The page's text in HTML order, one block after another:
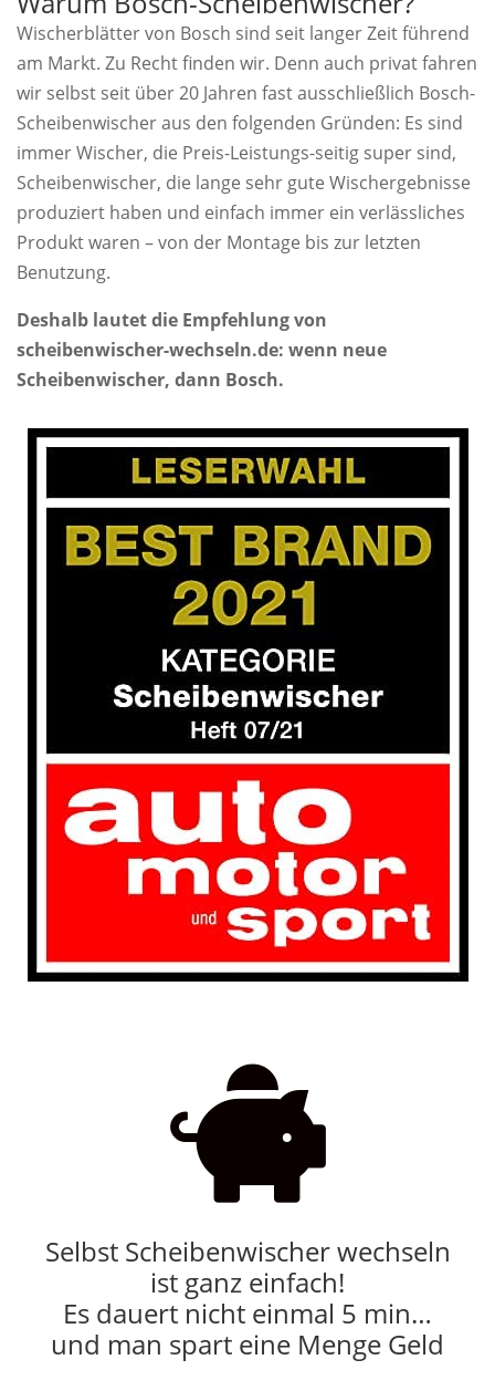
Wischerblätter von Bosch sind seit langer Zeit führend
am Markt. Zu Recht finden wir. Denn auch privat fahren
wir selbst seit über 20 Jahren fast ausschließlich Bosch-
Scheibenwischer aus den folgenden Gründen: Es sind
immer Wischer, die Preis-Leistungs-seitig super sind,
Scheibenwischer, die lange sehr gute Wischergebnisse
produziert haben und einfach immer ein verlässliches
Produkt waren – von der Montage bis zur letzten
Benutzung.
Deshalb lautet die Empfehlung von
scheibenwischer-wechseln.de: wenn neue
Scheibenwischer, dann Bosch.

Selbst Scheibenwischer wechseln
ist ganz einfach!
Es dauert nicht einmal 5 min…
und man spart eine Menge Geld